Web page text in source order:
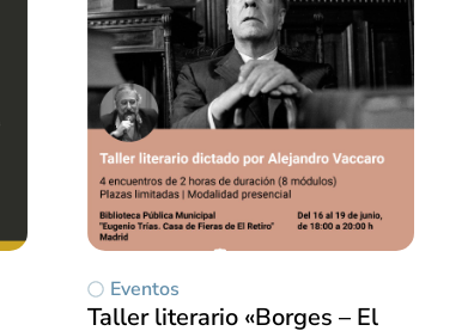
Eventos
Taller literario «Borges – El